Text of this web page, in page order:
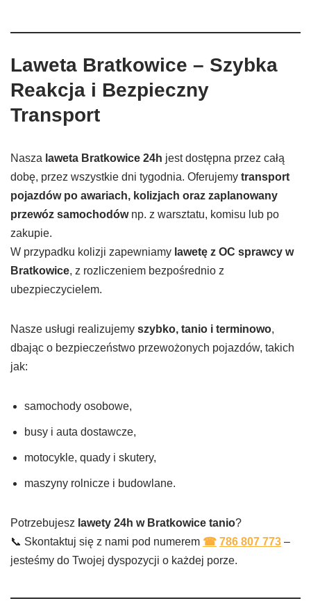
Laweta Bratkowice – Szybka
Reakcja i Bezpieczny
Transport
Nasza laweta Bratkowice 24h jest dostępna przez całą
dobę, przez wszystkie dni tygodnia. Oferujemy transport
pojazdów po awariach, kolizjach oraz zaplanowany
przewóz samochodównp. z warsztatu, komisu lub po
zakupie.
W przypadku kolizji zapewniamy lawetę z OC sprawcy w
Bratkowice, z rozliczeniem bezpośrednio z
ubezpieczycielem.
Nasze usługi realizujemy szybko, tanio i terminowo,
dbając o bezpieczeństwo przewożonych pojazdów, takich
jak:
samochody osobowe,
busy i auta dostawcze,
motocykle, quady i skutery,
maszyny rolnicze i budowlane.
Potrzebujesz lawety 24h w Bratkowice tanio?
📞 Skontaktuj się z nami pod numerem ☎ 786 807 773 –
jesteśmy do Twojej dyspozycji o każdej porze.